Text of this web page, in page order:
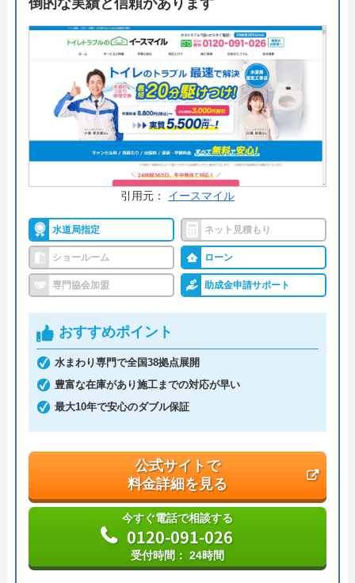
少ないです。相談や見積もりはホームページからい
つでも可能です。
公式サイトで
料金詳細を見る
生活堂 の基本情報
代表者 坂本貴志
創業・設立 ―
東京都新宿区西新宿2-7-1 新宿第一生
命ビルディング14階（私書箱5022号）
引用元： イースマイル
水道局指定 ネット見積もり
ショールーム ローン
専門協会加盟 助成金申請サポート
おすすめポイント
水まわり専門で全国38拠点展開
豊富な在庫があり施工までの対応が早い
最大10年で安心のダブル保証
公式サイトで
料金詳細を見る
今すぐ電話で相談する
0120-091-026
受付時間： 24時間